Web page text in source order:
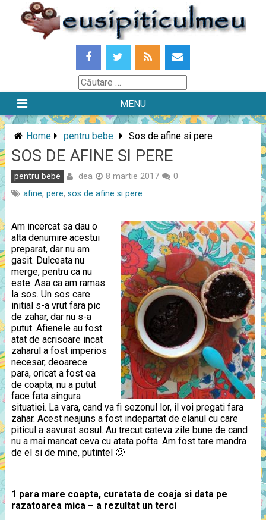
content
Căutare
MENU
Home pentru bebe Sos de afine si pere
SOS DE AFINE SI PERE
pentru bebe dea 8 martie 2017
0
afine, pere, sos de afine si pere
Am incercat sa dau o
alta denumire acestui
preparat, dar nu am
gasit. Dulceata nu
merge, pentru ca nu
este. Asa ca am ramas
la sos. Un sos care
initial s-a vrut fara pic
de zahar, dar nu s-a
putut. Afienele au fost
atat de acrisoare incat
zaharul a fost imperios
necesar, deoarece
para, oricat a fost ea
de coapta, nu a putut
face fata singura
situatiei. La vara, cand va fi sezonul lor, il voi pregati fara
zahar. Acest neajuns a fost indepartat de elanul cu care
piticul a savurat sosul. Au trecut cateva zile bune de cand
nu a mai mancat ceva cu atata pofta. Am fost tare mandra
de el si de mine, putintel 🙂
1 para mare coapta, curatata de coaja si data pe
razatoarea mica – a rezultat un terci